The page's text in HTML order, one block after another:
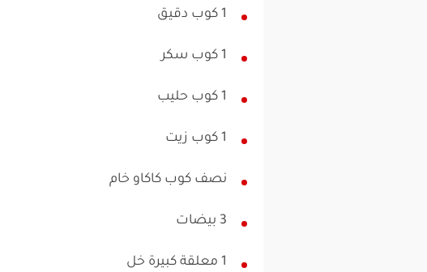
1 كوب دقيق
1 كوب سكر
1 كوب حليب
1 كوب زيت
نصف كوب كاكاو خام
3 بيضات
1 معلقة كبيرة خل